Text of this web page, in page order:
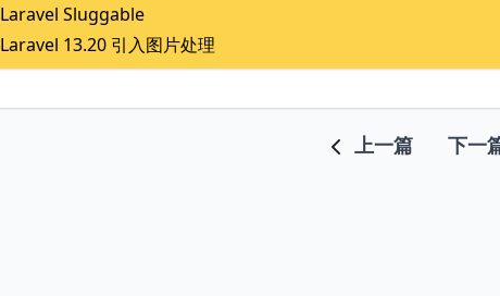
Laravel Sluggable
Laravel 13.20 引入图片处理
上一篇 下一